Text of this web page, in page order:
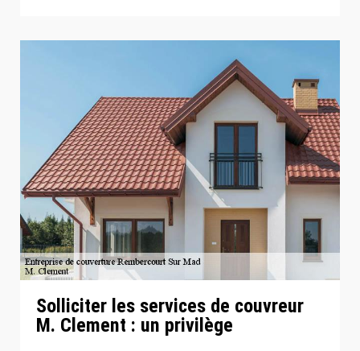
Solliciter les services de couvreur
M. Clement : un privilège